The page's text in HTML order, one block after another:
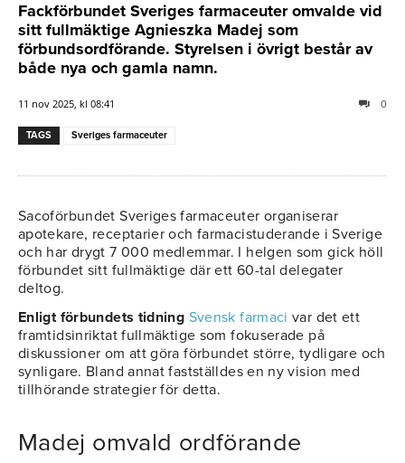
Fackförbundet Sveriges farmaceuter omvalde vid
sitt fullmäktige Agnieszka Madej som
förbundsordförande. Styrelsen i övrigt består av
både nya och gamla namn.
11 nov 2025, kl 08:41 0
TAGS Sveriges farmaceuter
Sacoförbundet Sveriges farmaceuter organiserar
apotekare, receptarier och farmacistuderande i Sverige
och har drygt 7 000 medlemmar. I helgen som gick höll
förbundet sitt fullmäktige där ett 60-tal delegater
deltog.
Enligt förbundets tidning Svensk farmaci var det ett
framtidsinriktat fullmäktige som fokuserade på
diskussioner om att göra förbundet större, tydligare och
synligare. Bland annat fastställdes en ny vision med
tillhörande strategier för detta.
Madej omvald ordförande